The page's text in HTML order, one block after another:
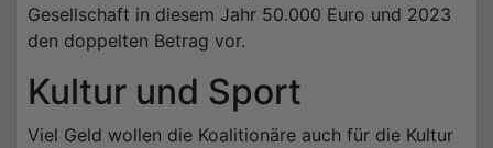
Gesellschaft in diesem Jahr 50.000 Euro und 2023
den doppelten Betrag vor.
Kultur und Sport
Viel Geld wollen die Koalitionäre auch für die Kultur